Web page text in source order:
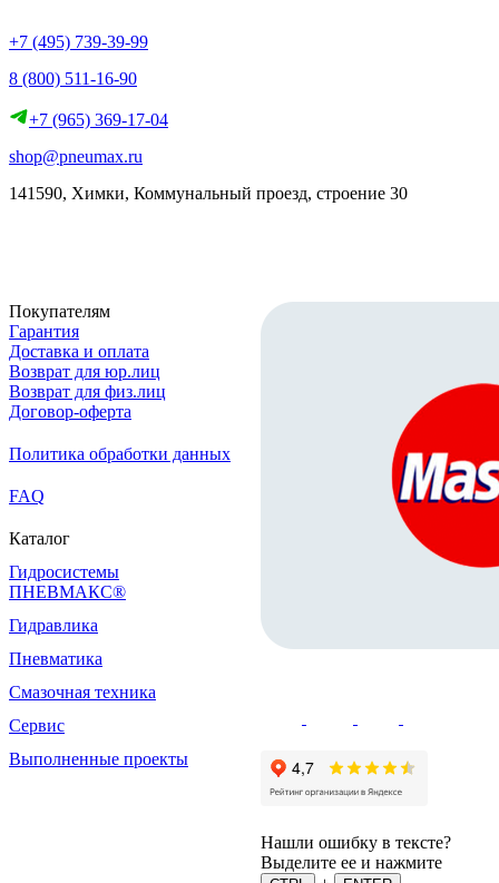
+7 (495) 739-39-99
8 (800) 511-16-90
+7 (965) 369-17-04
shop@pneumax.ru
141590, Химки, Коммунальный проезд, строение 30
Покупателям
Гарантия
Доставка и оплата
Возврат для юр.лиц
Возврат для физ.лиц
Договор-оферта
Политика обработки данных
FAQ
Каталог
Гидросистемы
ПНЕВМАКС®
Гидравлика
Пневматика
Смазочная техника
Сервис
Выполненные проекты
Нашли ошибку в тексте?
Выделите ее и нажмите